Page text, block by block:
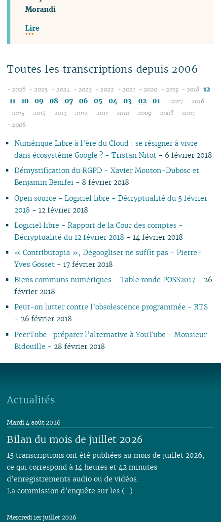
Morandi
Lire
Toutes les transcriptions depuis 2006
- 2026
08
04
03
02
01
- 2025
12
08
07
06
05
03
02
01
- 2024
12
08
07
06
05
03
02
01
- 2023
12
08
07
06
05
03
01
- 2022
12
08
07
06
05
03
01
- 2021
12
08
07
06
03
01
- 2020
08
07
06
03
01
- 2019
08
07
06
03
01
- 2018 12
11
10 09 08 07 06 05 04 03 02 01 - 2017
09
08
07
04
- 2016
08
- 2015
10
09
08
07
05
04
03
02
- 2014
10
09
08
07
04
03
02
- 2013
09
08
04
02
- 2012
09
08
07
06
03
- 2011
10
09
08
07
05
03
- 2010
10
09
08
05
03
02
01
- 2009 - 2008
10
06
01
- 2007
- 2006
Numérique Libre à l’ère du Cloud : se résigner à vivre
dans écosystème Google ? - Tristan Nitot- 6 février 2018
Démystification du RGPD - Xavier Mouton-Dubosc et
Benjamin Benifei- 8 février 2018
Open source - Logiciel libre - Décryptualité du 5 février
2018 - 12 février 2018
Logiciel libre - Rapport de la Cour des comptes -
Décryptualité du 12 février 2018 - 14 février 2018
« Contributopia », Dégoogliser ne suffit pas - Pierre-
Yves Gosset- 17 février 2018
Biens communs numériques - Table ronde POSS2017- 26
février 2018
Peut-on lutter contre l’obsolescence programmée - RTS
- 26 février 2018
PeerTube : préparer l’alternative à YouTube - Monsieur
Bidouille - 28 février 2018
Actualités
Bilan du mois de juillet 2026
Mardi 4 août 2026
15 transcriptions ont été publiées au mois de juillet 2026,
ce qui correspond à 14 heures et 42 minutes
d’enregistrements audio ou de vidéos.
La commission d’enquête sur les (…)
Mercredi 1er juillet 2026